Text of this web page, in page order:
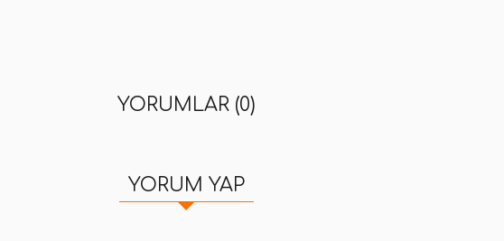
YORUMLAR (0)
YORUM YAP